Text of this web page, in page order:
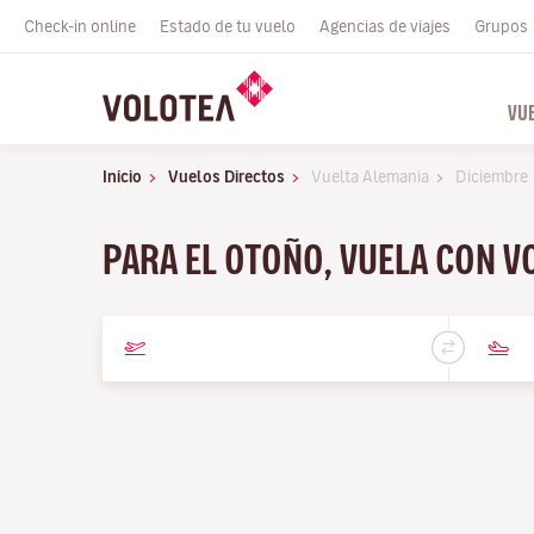
Check-in online Estado de tu vuelo Agencias de viajes Grupos
Inicio Vuelos Directos Vuelta Alemania Diciembre
PARA EL OTOÑO, VUELA CON